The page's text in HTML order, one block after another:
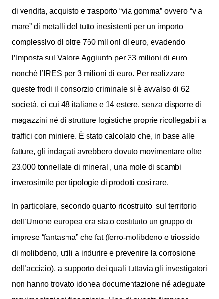
di vendita, acquisto e trasporto “via gomma” ovvero “via
mare” di metalli del tutto inesistenti per un importo
complessivo di oltre 760 milioni di euro, evadendo
l’Imposta sul Valore Aggiunto per 33 milioni di euro
nonché l’IRES per 3 milioni di euro. Per realizzare
queste frodi il consorzio criminale si è avvalso di 62
società, di cui 48 italiane e 14 estere, senza disporre di
magazzini né di strutture logistiche proprie ricollegabili a
traffici con miniere. È stato calcolato che, in base alle
fatture, gli indagati avrebbero dovuto movimentare oltre
23.000 tonnellate di minerali, una mole di scambi
inverosimile per tipologie di prodotti così rare.
In particolare, secondo quanto ricostruito, sul territorio
dell’Unione europea era stato costituito un gruppo di
imprese “fantasma” che fat (ferro-molibdeno e triossido
di molibdeno, utili a indurire e prevenire la corrosione
dell’acciaio), a supporto dei quali tuttavia gli investigatori
non hanno trovato idonea documentazione né adeguate